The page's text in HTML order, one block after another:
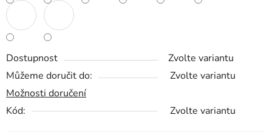
Dostupnost
Zvolte variantu
Můžeme doručit do:
Zvolte variantu
Možnosti doručení
Kód:
Zvolte variantu